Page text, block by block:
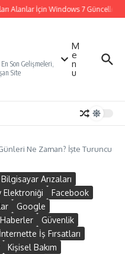
Alanlar İçin Windows 7 Güncelleme
Son Gelişmeleri,
Site
M
e
n
u
Ne Zaman? İşte Turuncu
Bilgisayar Arızaları
Elektroniği
Facebook
Google
Güvenlik
İnternette İş Fırsatları
Kişisel Bakım